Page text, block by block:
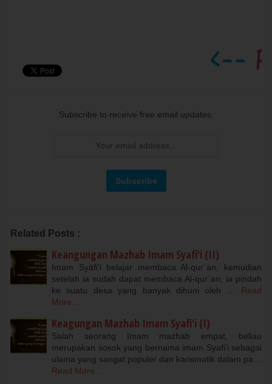
Subscribe to receive free email updates:
Related Posts :
Keangungan Mazhab Imam Syafi'i (II)
Imam Syāfi’i belajar membaca Al-qur`an, kemudian
setelah ia sudah dapat membaca Al-qur`an, ia pindah
ke suatu desa yang banyak dihuni oleh …
Read
More...
Keagungan Mazhab Imam Syafi'i (I)
Salah seorang Imam mazhab empat, beliau
merupakan sosok yang bernama imam Syafi’i sebagai
ulama yang sangat populer dan karismatik dalam pa…
Read More...